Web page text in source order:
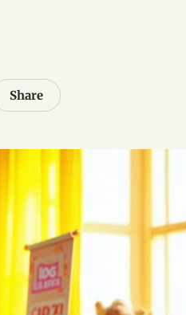
Share